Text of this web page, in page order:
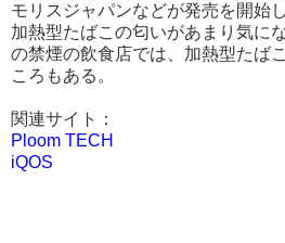
モリスジャパンなどが発売を開始
加熱型たばこの匂いがあまり気に
の禁煙の飲食店では、加熱型たば
ころもある。
関連サイト：
Ploom TECH
iQOS